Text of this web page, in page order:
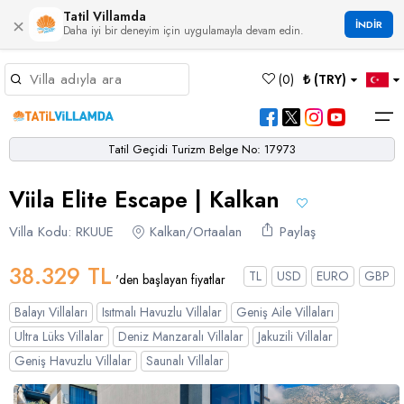
× Tatil Villamda
Daha iyi bir deneyim için uygulamayla devam edin. İNDİR
(0) ₺ (TRY)
Hakkımızda
Bölgeler
Bölgeler
Bodrum
Turgutreis
Çeşme
Alaçatı
Germiyan
Dalaman
Dalyan
Çalış
Çamköy
Çatalarık
Çiftlik
Eldirek
Bornova
Akbel
Bezirgan
Çavdır
Çayköy
Hacıoğlan
Ağullu
Bayındır
Çukurbağ
Gökçeören
Gökseki
Çamlı
Selimiye
Boğaziçi
Eşen
Karadere
Yakabağ
Villa Seçeneklerimiz
Villa Seçeneklerimiz
Balayı Villaları
Çift Jakuzili Villalar
Çocuk Havuzlu Villalar
Çocuk Oyun Alanı Olan Villalar
Blog
Tatil Geçidi Turizm Belge No: 17973
Viila Elite Escape | Kalkan
Villa Kodu: RKUUE Kalkan/Ortaalan Paylaş
38.329 TL 'den başlayan fiyatlar TL USD EURO
GBP
Balayı Villaları
Isıtmalı Havuzlu Villalar
Geniş Aile Villaları
Ultra Lüks Villalar
Deniz Manzaralı Villalar
Jakuzili Villalar
Geniş Havuzlu Villalar
Saunalı Villalar
Dil Seçiniz
German Italian Russian
Kur Seçiniz
Türk Lirası
TRY- TL
EURO
EUR- €
Dolar
USD - $
GBP- £
Favorilerim
Müsaitlik Takvimi
Müsaitlik Takvimi >